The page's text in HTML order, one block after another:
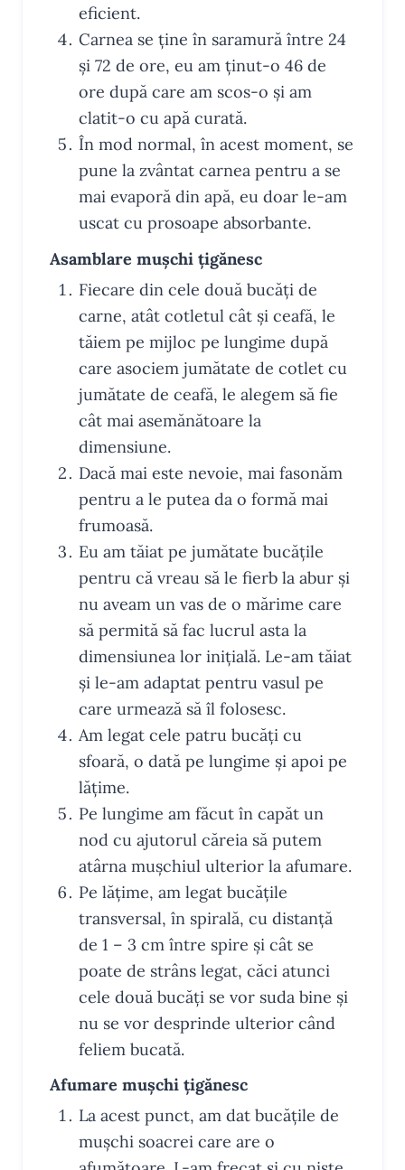
eficient.
Carnea se ține în saramură între 24
și 72 de ore, eu am ținut-o 46 de
ore după care am scos-o și am
clatit-o cu apă curată.
În mod normal, în acest moment, se
pune la zvântat carnea pentru a se
mai evaporă din apă, eu doar le-am
uscat cu prosoape absorbante.
Asamblare mușchi țigănesc
Fiecare din cele două bucăți de
carne, atât cotletul cât și ceafă, le
tăiem pe mijloc pe lungime după
care asociem jumătate de cotlet cu
jumătate de ceafă, le alegem să fie
cât mai asemănătoare la
dimensiune.
Dacă mai este nevoie, mai fasonăm
pentru a le putea da o formă mai
frumoasă.
Eu am tăiat pe jumătate bucățile
pentru că vreau să le fierb la abur și
nu aveam un vas de o mărime care
să permită să fac lucrul asta la
dimensiunea lor inițială. Le-am tăiat
și le-am adaptat pentru vasul pe
care urmează să îl folosesc.
Am legat cele patru bucăți cu
sfoară, o dată pe lungime și apoi pe
lățime.
Pe lungime am făcut în capăt un
nod cu ajutorul căreia să putem
atârna mușchiul ulterior la afumare.
Pe lățime, am legat bucățile
transversal, în spirală, cu distanță
de 1 – 3 cm între spire și cât se
poate de strâns legat, căci atunci
cele două bucăți se vor suda bine și
nu se vor desprinde ulterior când
feliem bucată.
Afumare mușchi țigănesc
La acest punct, am dat bucățile de
mușchi soacrei care are o